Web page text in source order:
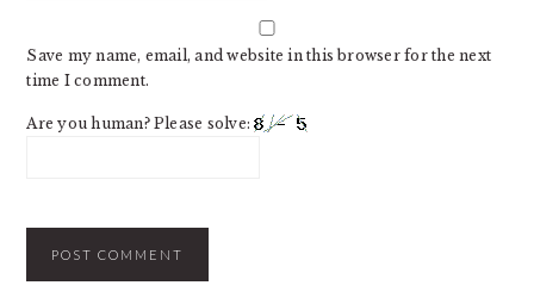
Save my name, email, and website in this browser for the next
time I comment.
Are you human? Please solve: